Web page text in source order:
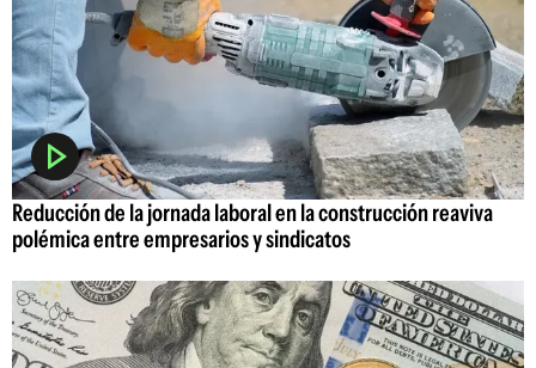
Reducción de la jornada laboral en la construcción reaviva
polémica entre empresarios y sindicatos